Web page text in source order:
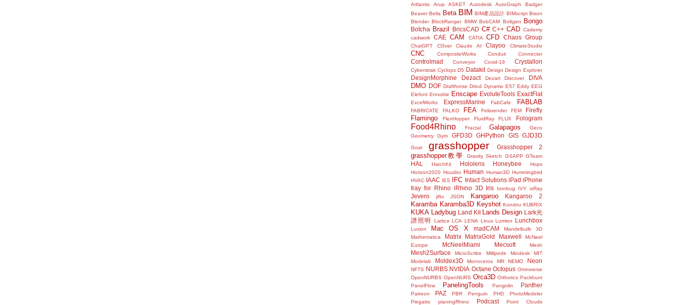
Artlantis Arup ASKET Autodesk AutoGraph
Badger
Beaver Bella Beta BIM BIM產品設計 BIMscript Bison
Blender BlockRanger BMW BobCAM Boltgen Bongo
Botcha Brazil BricsCAD C# C++ CAD Cademy
cadwork
CAE CAM CATIA CFD Chaos Group
ChatGPT Cl3ver Claude AI Clayoo ClimateStudio
CNC CompositeWorks Conduit Connecter
Controlmad Conveyor Covid-19 Crystallon
Cyberstrak Cyclops D5 Datakit Design Design Explorer
DesignMorphine Dezact Dezart Discover DIVA
DMO DOF Drafthorse Driod Dynamo E57 Eddy EEG
Elefont Ennoble Enscape EvoluteTools ExactFlat
ExcelWorks ExpressMarine FabCafe FABLAB
FABRICATE FALKO FEA Felixrender FEM Firefly
Flamingo FlexHopper FluidRay FLUX Fologram
Food4Rhino Fractal Galapagos
Geco
Geometry Gym
GFD3D GHPython GIS GJD3D
Goat grasshopper Grasshopper 2
grasshopper教學 Gravity Sketch GSAPP GTeam
HAL HatchKit Hololens Honeybee
Hops
Horizon2020 Houdini Human Human3D Hummingbird
HVAC IAAC IES IFC Intact Solutions iPad iPhone
Iray for Rhino iRhino 3D Iris Ironbug IVY ixRay
Jevero jifto JSON Kangaroo Kangaroo 2
Karamba Karamba3D Keyshot Konstru KUBRIX
KUKA Ladybug Land Kit Lands Design Lark光
譜照明
Lattice LCA LENA Linux Lumion Lunchbox
Luxion Mac OS X madCAM
Mandelbulb 3D
Mathematica
Matrix MatrixGold Maxwell
McNeel
Europe
McNeelMiami Mecsoft Mesh
Mesh2Surface MicroScribe Millipede Mindesk
MIT
Modelab
Moldex3D Monoceros MR NEMO Neon
NFTS NURBS NVIDIA Octane Octopus Omniverse
OpenNURBS OpenNURS Orca3D Orthotics Packhunt
PanelFlow
PanelingTools Pangolin Panther
Patreon PAZ PBR Penguin PHD
PhotoMedeler
Piegatto
planingRhino Podcast Point Clouds